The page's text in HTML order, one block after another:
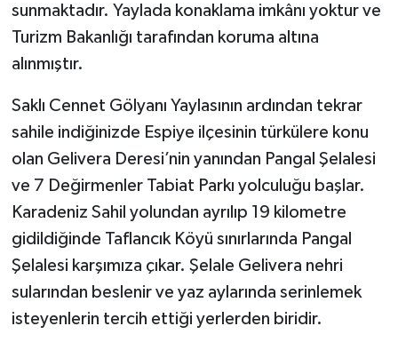
sunmaktadır. Yaylada konaklama imkânı yoktur ve
Turizm Bakanlığı tarafından koruma altına
alınmıştır.
Saklı Cennet Gölyanı Yaylasının ardından tekrar
sahile indiğinizde Espiye ilçesinin türkülere konu
olan Gelivera Deresi’nin yanından Pangal Şelalesi
ve 7 Değirmenler Tabiat Parkı yolculuğu başlar.
Karadeniz Sahil yolundan ayrılıp 19 kilometre
gidildiğinde Taflancık Köyü sınırlarında Pangal
Şelalesi karşımıza çıkar. Şelale Gelivera nehri
sularından beslenir ve yaz aylarında serinlemek
isteyenlerin tercih ettiği yerlerden biridir.